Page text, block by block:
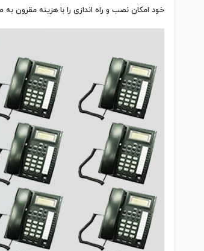
خود امکان نصب و راه اندازی را با هزینه مقرون